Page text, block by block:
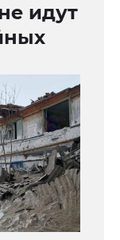
идут